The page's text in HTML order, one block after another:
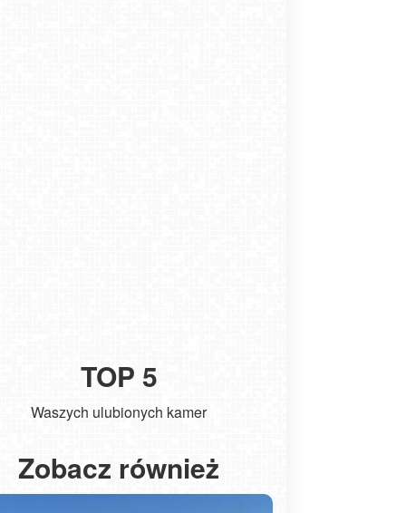
TOP 5
Waszych ulubionych kamer
Kołobrzeg - widok na molo
Zobacz również